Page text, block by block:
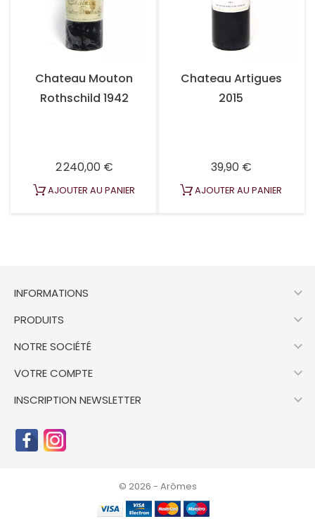
Chateau Mouton
Rothschild 1942
2 240,00 €Prix
AJOUTER AU PANIER
Chateau Artigues
2015
39,90 €Prix
AJOUTER AU PANIER
INFORMATIONS 
PRODUITS 
NOTRE SOCIÉTÉ 
VOTRE COMPTE 
INSCRIPTION NEWSLETTER 
© 2026 - Arômes